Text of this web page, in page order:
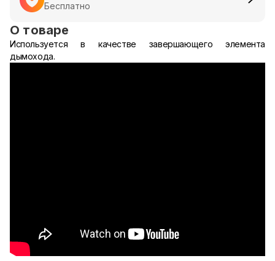
Бесплатно
О товаре
Используется в качестве завершающего элемента
дымохода.